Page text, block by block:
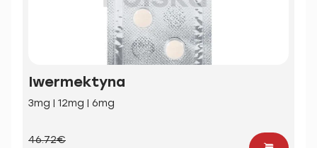
Iwermektyna
3mg | 12mg | 6mg
46.72€